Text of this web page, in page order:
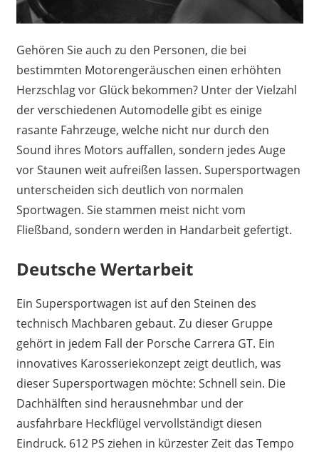
Gehören Sie auch zu den Personen, die bei
bestimmten Motorengeräuschen einen erhöhten
Herzschlag vor Glück bekommen? Unter der Vielzahl
der verschiedenen Automodelle gibt es einige
rasante Fahrzeuge, welche nicht nur durch den
Sound ihres Motors auffallen, sondern jedes Auge
vor Staunen weit aufreißen lassen. Supersportwagen
unterscheiden sich deutlich von normalen
Sportwagen. Sie stammen meist nicht vom
Fließband, sondern werden in Handarbeit gefertigt.
Deutsche Wertarbeit
Ein Supersportwagen ist auf den Steinen des
technisch Machbaren gebaut. Zu dieser Gruppe
gehört in jedem Fall der Porsche Carrera GT. Ein
innovatives Karosseriekonzept zeigt deutlich, was
dieser Supersportwagen möchte: Schnell sein. Die
Dachhälften sind herausnehmbar und der
ausfahrbare Heckflügel vervollständigt diesen
Eindruck. 612 PS ziehen in kürzester Zeit das Tempo